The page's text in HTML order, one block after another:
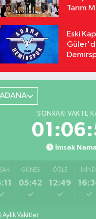
Tarım
Eski
ADANA
SONRAKI VAKTE
İmsak
GÜNEŞ
05:42
ÖĞLE
12:49
İKINDI
Aylık Vakitler